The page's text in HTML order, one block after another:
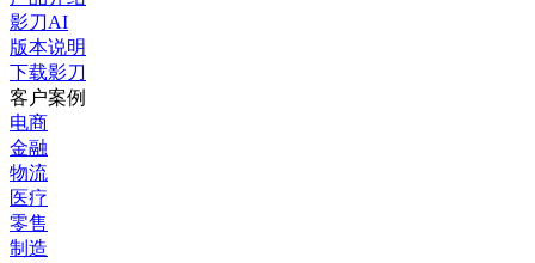
影刀AI
版本说明
下载影刀
客户案例
电商
金融
物流
医疗
零售
制造